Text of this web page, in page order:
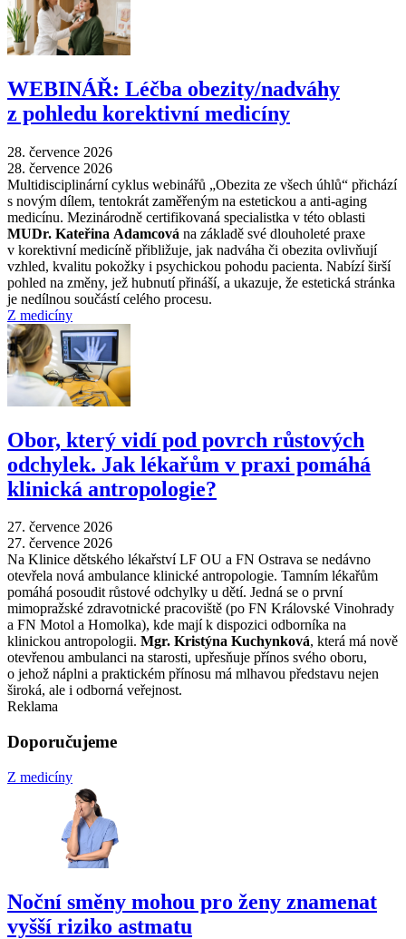
WEBINÁŘ: Léčba obezity/nadváhy
z pohledu korektivní medicíny
28. července 2026
28. července 2026
Multidisciplinární cyklus webinářů „Obezita ze všech úhlů“ přichází
s novým dílem, tentokrát zaměřeným na estetickou a anti-aging
medicínu. Mezinárodně certifikovaná specialistka v této oblasti
MUDr. Kateřina Adamcová na základě své dlouholeté praxe
v korektivní medicíně přibližuje, jak nadváha či obezita ovlivňují
vzhled, kvalitu pokožky i psychickou pohodu pacienta. Nabízí širší
pohled na změny, jež hubnutí přináší, a ukazuje, že estetická stránka
je nedílnou součástí celého procesu.
Z medicíny
Obor, který vidí pod povrch růstových
odchylek. Jak lékařům v praxi pomáhá
klinická antropologie?
27. července 2026
27. července 2026
Na Klinice dětského lékařství LF OU a FN Ostrava se nedávno
otevřela nová ambulance klinické antropologie. Tamním lékařům
pomáhá posoudit růstové odchylky u dětí. Jedná se o první
mimopražské zdravotnické pracoviště (po FN Královské Vinohrady
a FN Motol a Homolka), kde mají k dispozici odborníka na
klinickou antropologii. Mgr. Kristýna Kuchynková, která má nově
otevřenou ambulanci na starosti, upřesňuje přínos svého oboru,
o jehož náplni a praktickém přínosu má mlhavou představu nejen
široká, ale i odborná veřejnost.
Reklama
Doporučujeme
Z medicíny
Noční směny mohou pro ženy znamenat
vyšší riziko astmatu